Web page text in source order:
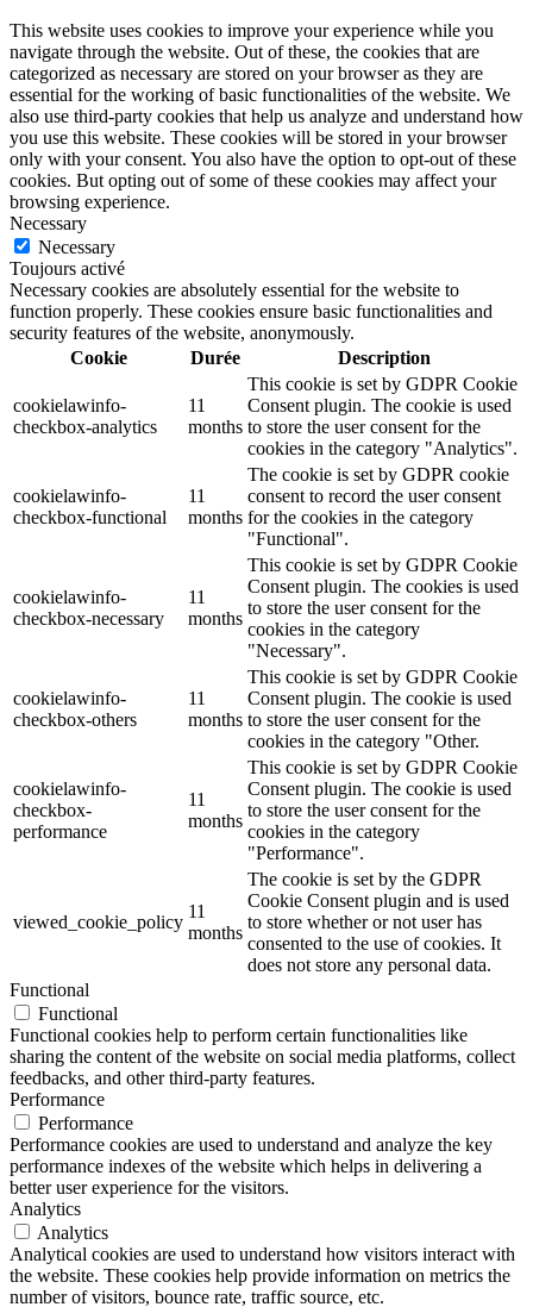
This website uses cookies to improve your experience while you
navigate through the website. Out of these, the cookies that are
categorized as necessary are stored on your browser as they are
essential for the working of basic functionalities of the website. We
also use third-party cookies that help us analyze and understand how
you use this website. These cookies will be stored in your browser
only with your consent. You also have the option to opt-out of these
cookies. But opting out of some of these cookies may affect your
browsing experience.
Necessary
Necessary
Toujours activé
Necessary cookies are absolutely essential for the website to
function properly. These cookies ensure basic functionalities and
security features of the website, anonymously.
Cookie
Durée Description
cookielawinfo-
checkbox-analytics
11
months
This cookie is set by GDPR Cookie
Consent plugin. The cookie is used
to store the user consent for the
cookies in the category "Analytics".
cookielawinfo-
checkbox-functional
11
months
The cookie is set by GDPR cookie
consent to record the user consent
for the cookies in the category
"Functional".
cookielawinfo-
checkbox-necessary
11
months
This cookie is set by GDPR Cookie
Consent plugin. The cookies is used
to store the user consent for the
cookies in the category
"Necessary".
cookielawinfo-
checkbox-others
11
months
This cookie is set by GDPR Cookie
Consent plugin. The cookie is used
to store the user consent for the
cookies in the category "Other.
cookielawinfo-
checkbox-
performance
11
months
This cookie is set by GDPR Cookie
Consent plugin. The cookie is used
to store the user consent for the
cookies in the category
"Performance".
viewed_cookie_policy
11
months
The cookie is set by the GDPR
Cookie Consent plugin and is used
to store whether or not user has
consented to the use of cookies. It
does not store any personal data.
Functional
Functional
Functional cookies help to perform certain functionalities like
sharing the content of the website on social media platforms, collect
feedbacks, and other third-party features.
Performance
Performance
Performance cookies are used to understand and analyze the key
performance indexes of the website which helps in delivering a
better user experience for the visitors.
Analytics
Analytics
Analytical cookies are used to understand how visitors interact with
the website. These cookies help provide information on metrics the
number of visitors, bounce rate, traffic source, etc.